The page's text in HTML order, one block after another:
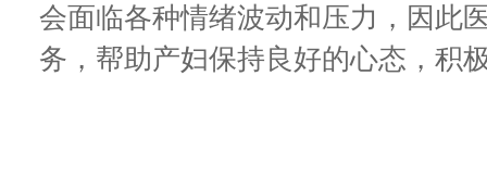
会面临各种情绪波动和压力，因此
务，帮助产妇保持良好的心态，积